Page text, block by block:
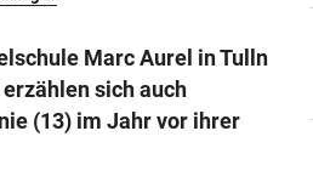
Marc Aurel in Tulln
sich auch
(13) im Jahr vor ihrer